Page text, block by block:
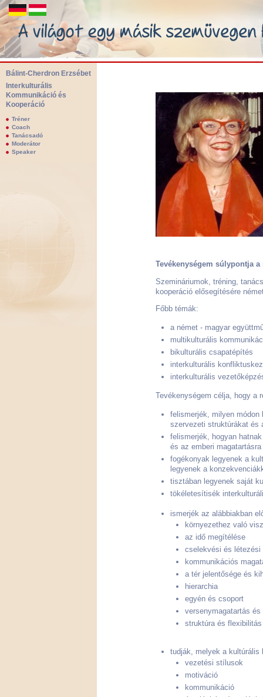
Bálint-Cherdron Erzsébet - Interkultúrális Kommunikáció és
Bálint-Cherdron Erzsébet
Interkulturális
Kommunikáció és
Kooperáció
Tréner
Coach
Tanácsadó
Moderátor
Speaker
Tevékenységem súlypontja
Szemináriumok, tréning,
kooperáció elősegítésére
Főbb témák:
a német - magyar
multikulturális
bikulturális csapatépítés
interkulturális
interkulturális
Tevékenységem célja, hogy a
felismerjék, milyen
szervezeti struktúrákat és
felismerjék, hogyan
és az emberi magatartásra
fogékonyak legyenek a
legyenek a
tisztában legyenek saját
tökéletesítisék
ismerjék az alábbiakban
környezethez való
az idő megítélése
cselekvési és létezési
kommunikációs
a tér jelentősége és
hierarchia
egyén és csoport
versenymagatartás
struktúra és
tudják, melyek a kultúrális
vezetési stílusok
motiváció
kommunikáció